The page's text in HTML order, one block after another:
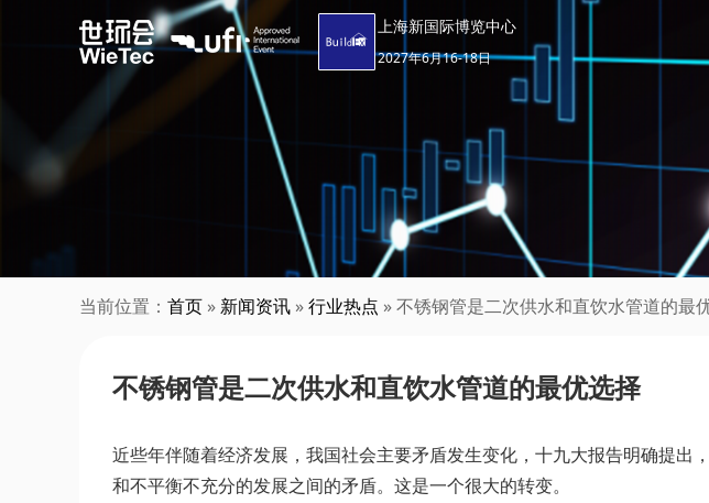
上海新国际博览中心
2027年6月16-18日
当前位置： 首页 » 新闻资讯 »行业热点 » 不锈钢管是二次供水和直饮水管道的最
不锈钢管是二次供水和直饮水管道的最优选择
近些年伴随着经济发展，我国社会主要矛盾发生变化，十九大报告明确提
和不平衡不充分的发展之间的矛盾。这是一个很大的转变。